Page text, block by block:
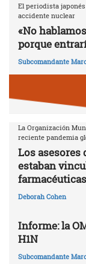
El periodista
accidente nuclear
«No
porque
Subcomandante
La Organización
reciente pandemia
Los asesores
estaban
farmacéuticas
Deborah Cohen
Informe: la
H1N
Subcomandante